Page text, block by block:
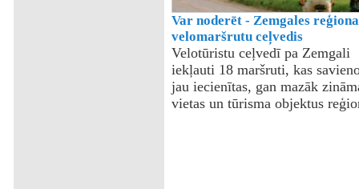
Var noderēt - Zemgales reģiona
velomaršrutu ceļvedis
Velotūristu ceļvedī pa Zemgali
iekļauti 18 maršruti, kas
jau iecienītas, gan mazāk
vietas un tūrisma objektus